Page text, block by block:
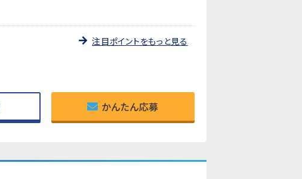
注目ポイントをもっと見る
かんたん応募